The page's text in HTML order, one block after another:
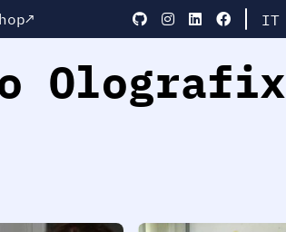
IT
Olografix